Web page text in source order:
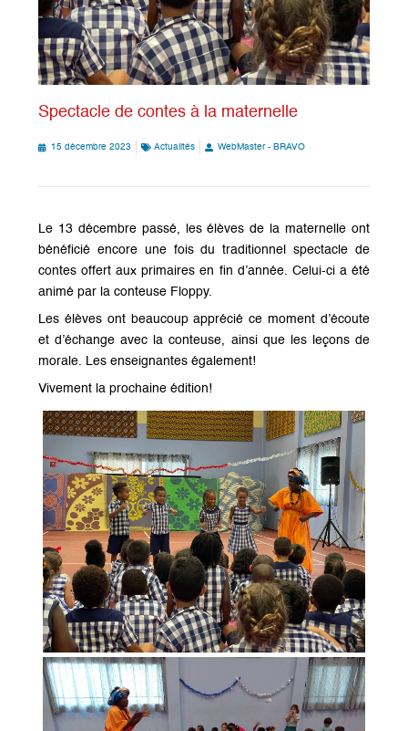
Spectacle de contes à la maternelle
15 décembre 2023 Actualités WebMaster - BRAVO
Le 13 décembre passé, les élèves de la maternelle ont
bénéficié encore une fois du traditionnel spectacle de
contes offert aux primaires en fin d’année. Celui-ci a été
animé par la conteuse Floppy.
Les élèves ont beaucoup apprécié ce moment d’écoute
et d’échange avec la conteuse, ainsi que les leçons de
morale. Les enseignantes également!
Vivement la prochaine édition!